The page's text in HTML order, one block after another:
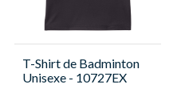
T-Shirt de Badminton
Unisexe - 10727EX